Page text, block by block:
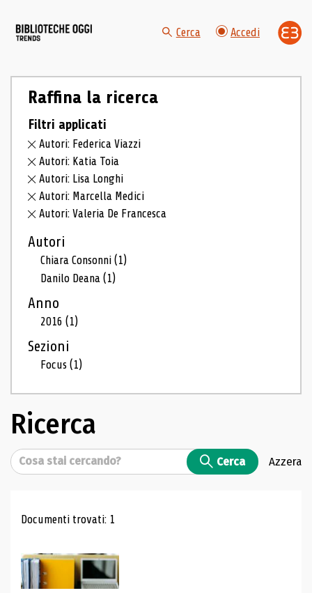
Cerca Accedi
Raffina la ricerca
Filtri applicati
Autori: Federica Viazzi
Autori: Katia Toia
Autori: Lisa Longhi
Autori: Marcella Medici
Autori: Valeria De Francesca
Autori
Chiara Consonni(1)
Danilo Deana(1)
Anno
2016(1)
Sezioni
Focus(1)
Ricerca
Cerca Cerca Azzera
Risultati di ricerca
Documenti trovati: 1